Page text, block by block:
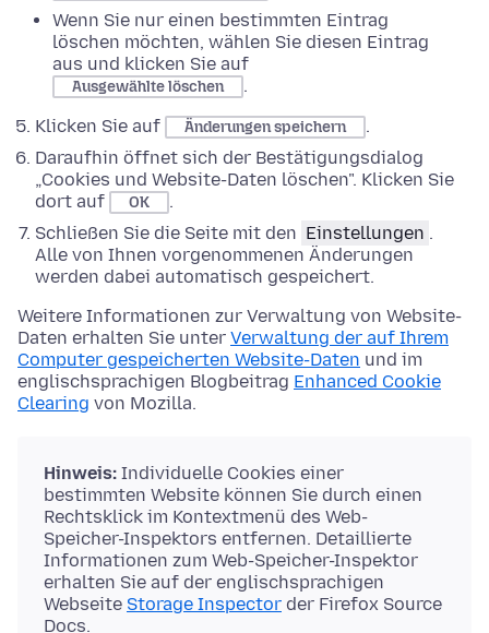
Wenn Sie nur einen bestimmten Eintrag
löschen möchten, wählen Sie diesen Eintrag
aus und klicken Sie auf
Ausgewählte löschen
.
Klicken Sie auf
Änderungen speichern
.
Daraufhin öffnet sich der Bestätigungsdialog
„Cookies und Website-Daten löschen". Klicken Sie
dort auf
OK
.
Schließen Sie die Seite mit den Einstellungen .
Alle von Ihnen vorgenommenen Änderungen
werden dabei automatisch gespeichert.
Weitere Informationen zur Verwaltung von Website-
Daten erhalten Sie unter Verwaltung der auf Ihrem
Computer gespeicherten Website-Daten und im
englischsprachigen Blogbeitrag Enhanced Cookie
Clearing von Mozilla.
Hinweis: Individuelle Cookies einer
bestimmten Website können Sie durch einen
Rechtsklick im Kontextmenü des Web-
Speicher-Inspektors entfernen. Detaillierte
Informationen zum Web-Speicher-Inspektor
erhalten Sie auf der englischsprachigen
Webseite Storage Inspector der Firefox Source
Docs.